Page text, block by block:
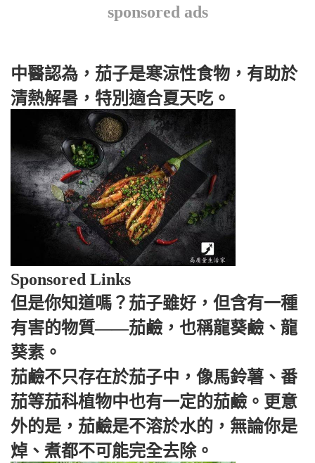
sponsored ads
中醫認為，茄子是寒涼性食物，有助於
清熱解暑，特別適合夏天吃。
Sponsored Links
但是你知道嗎？茄子雖好，但含有一種
有害的物質——茄鹼，也稱龍葵鹼、龍
葵素。
茄鹼不只存在於茄子中，像馬鈴薯、番
茄等茄科植物中也有一定的茄鹼。更意
外的是，茄鹼是不溶於水的，無論你是
焯、煮都不可能完全去除。